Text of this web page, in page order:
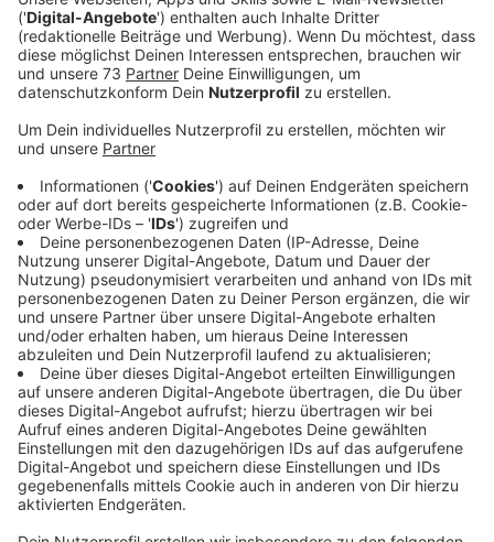
Richter veranlasst eine
Sicherheitsverwahrung
Im Missbrauchskomplex Münster hat das Landgericht
den 28 jährigen Hauptangeklagten Adrian V. zu 14
Jahren Haft verurteilt. Außerdem ordneten die Richter
für den IT-Techniker Sicherungsverwahrung an, weil sie
die Gefahr einer Wiederholung ähnlicher Taten sehen.
Verurteilt wurde der Münsteraner wegen schweren
sexuellen Missbrauchs von Kindern.
Auch die Mutter(46) des Hauptangeklagten wurde zu
einer Haftstrafe verurteilt. Wegen Beihilfe soll sie für
fünf Jahre ins Gefängnis. Die anderen angeklagten
Männer erhielten ebenfalls Haftstrafen. Ein Mann aus
Hannover (36) soll für vier Fälle 10 Jahre ins Gefängnis,
ein Angeklagter aus Schorfheide in Brandenburg (43)